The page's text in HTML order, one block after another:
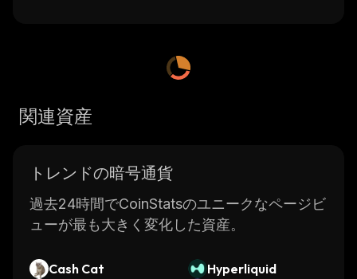
関連資産
トレンドの暗号通貨
過去24時間でCoinStatsのユニークなページビ
ューが最も大きく変化した資産。
Cash Cat
Hyperliquid